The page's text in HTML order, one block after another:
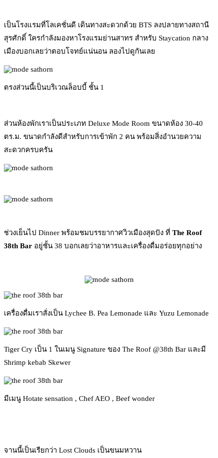
เป็นโรงแรมที่โลเคชั่นดี เดินทางสะดวกด้วย BTS ลงปลายทางสถานี
สุรศักดิ์ ใครกำลังมองหาโรงแรมย่านสาทร สำหรับ Staycation กลาง
เมืองบอกเลยว่าตอบโจทย์แน่นอน ลองไปดูกันเลย
ตรงส่วนนี้เป็นบริเวณล็อบบี้ ชั้น 1
ส่วนห้องพักเราเป็นประเภท Deluxe Mode Room ขนาดห้อง 30-40
ตร.ม. ขนาดกำลังดีสำหรับการเข้าพัก 2 คน พร้อมสิ่งอำนวยความ
สะดวกครบครัน
ช่วงเย็นไป Dinner พร้อมชมบรรยากาศวิวเมืองสุดปัง ที่ The Roof
38th Bar อยู่ชั้น 38 บอกเลยว่าอาหารและเครื่องดื่มอร่อยทุกอย่าง
เครื่องดื่มเราสั่งเป็น Lychee B. Pea Lemonade และ Yuzu Lemonade
Tiger Cry เป็น 1 ในเมนู Signature ของ The Roof @38th Bar และมี
Shrimp kebab Skewer
มีเมนู Hotate sensation , Chef AEO , Beef wonder
จานนี้เป็นเรียกว่า Lost Clouds เป็นขนมหวาน